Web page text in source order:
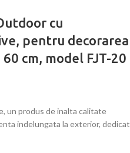
cu
pentru decorarea
cm, model FJT-20
un produs de inalta calitate
indelungata la exterior, dedicat